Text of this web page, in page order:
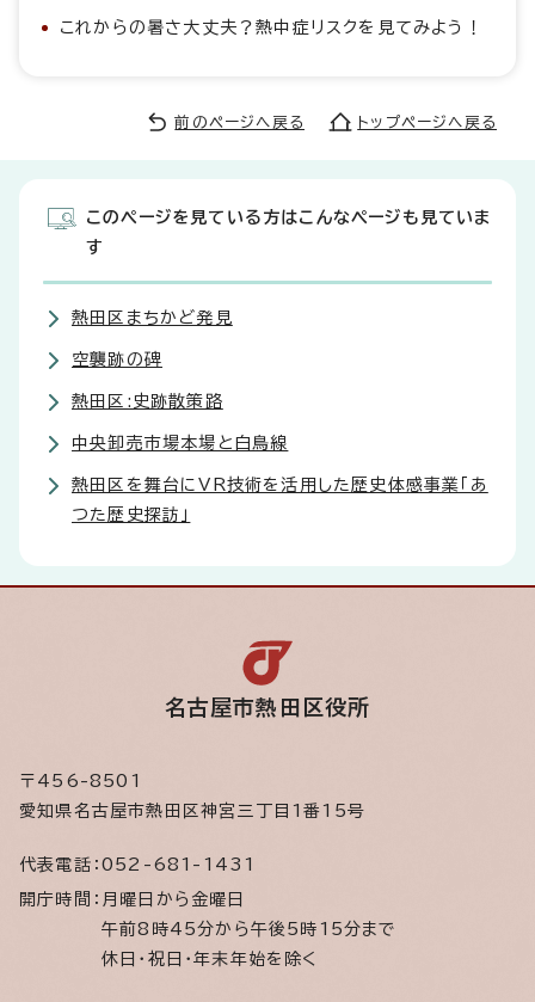
これからの暑さ大丈夫？熱中症リスクを見てみよう！
前のページへ戻る トップページへ戻る
このページを見ている方はこんなページも見ていま
す
熱田区まちかど発見
空襲跡の碑
熱田区:史跡散策路
中央卸売市場本場と白鳥線
熱田区を舞台にVR技術を活用した歴史体感事業「あ
つた歴史探訪」
名古屋市熱田区役所
〒456-8501
愛知県名古屋市熱田区神宮三丁目1番15号
代表電話： 052-681-1431
開庁時間： 月曜日から金曜日
午前8時45分から午後5時15分まで
休日・祝日・年末年始を除く